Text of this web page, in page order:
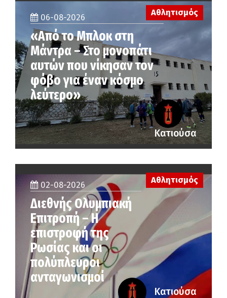
Αθλητισμός
06-08-2026
«Από το Μπλοκ στη
Μάντρα – Στο μονοπάτι
αυτών που νίκησαν τον
φόβο για έναν κόσμο
λεύτερο»
Κατιούσα
02-08-2026
Διεθνής Ολυμπιακή
Επιτροπή – Η
επιστροφή της
Ρωσίας και οι
πολύπλευροι
ανταγωνισμοί
Αθλητισμός
Κατιούσα